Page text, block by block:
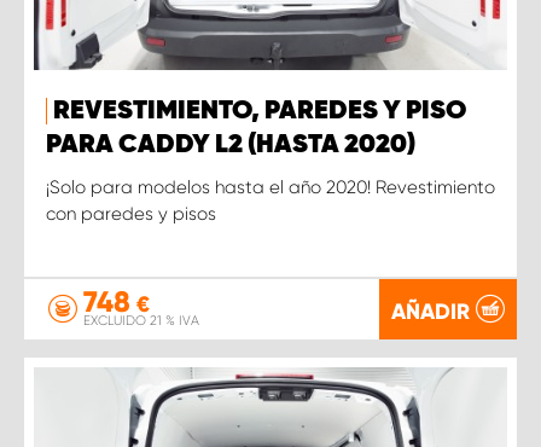
REVESTIMIENTO, PAREDES Y PISO
PARA CADDY L2 (HASTA 2020)
¡Solo para modelos hasta el año 2020! Revestimiento
con paredes y pisos
748 €
EXCLUIDO 21 % IVA AÑADIR